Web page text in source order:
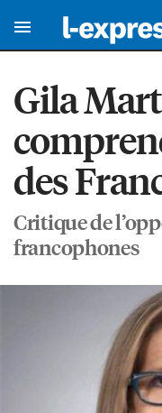
Gila
des
Critique de
francophones